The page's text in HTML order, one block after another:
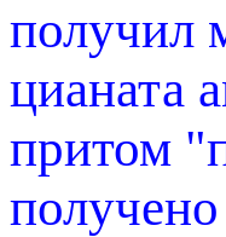
получил
цианата
притом